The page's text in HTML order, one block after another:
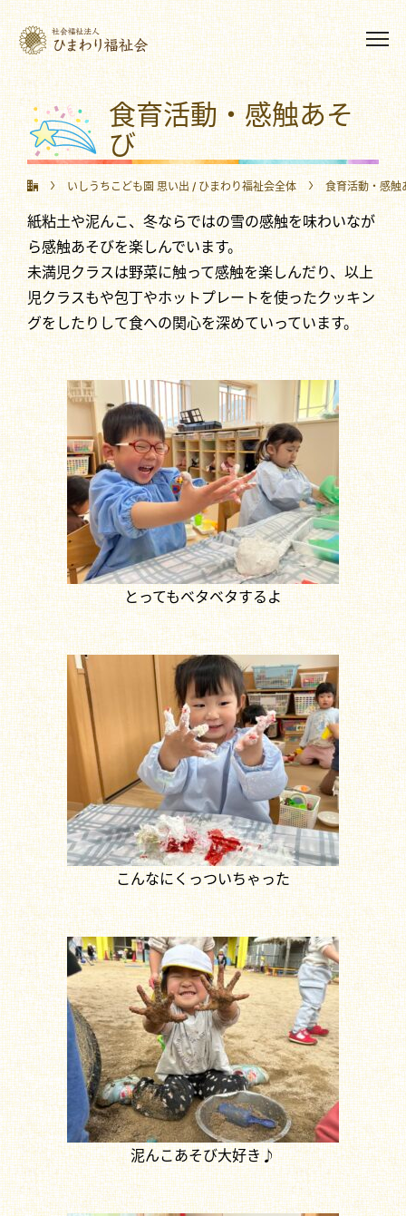
食育活動・感触あそ
び
いしうちこども園 思い出/ひまわり福祉会全体 食育活動・感触
紙粘土や泥んこ、冬ならではの雪の感触を味わいなが
ら感触あそびを楽しんでいます。
未満児クラスは野菜に触って感触を楽しんだり、以上
児クラスもや包丁やホットプレートを使ったクッキン
グをしたりして食への関心を深めていっています。
とってもベタベタするよ
こんなにくっついちゃった
泥んこあそび大好き♪